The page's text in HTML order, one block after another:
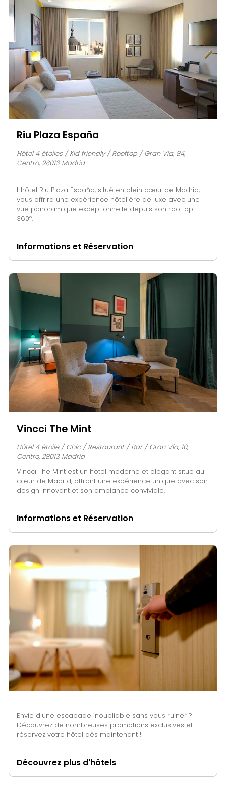
Riu Plaza España
Hôtel 4 étoiles / Kid friendly / Rooftop / Gran Vía, 84,
Centro, 28013 Madrid
L'hôtel Riu Plaza España, situé en plein cœur de Madrid,
vous offrira une expérience hôtelière de luxe avec une
vue panoramique exceptionnelle depuis son rooftop
360º.
Informations et Réservation
Vincci The Mint
Hôtel 4 étoile / Chic / Restaurant / Bar / Gran Vía, 10,
Centro, 28013 Madrid
Vincci The Mint est un hôtel moderne et élégant situé au
cœur de Madrid, offrant une expérience unique avec son
design innovant et son ambiance conviviale.
Informations et Réservation
Envie d'une escapade inoubliable sans vous ruiner ?
Découvrez de nombreuses promotions exclusives et
réservez votre hôtel dès maintenant !
Découvrez plus d'hôtels